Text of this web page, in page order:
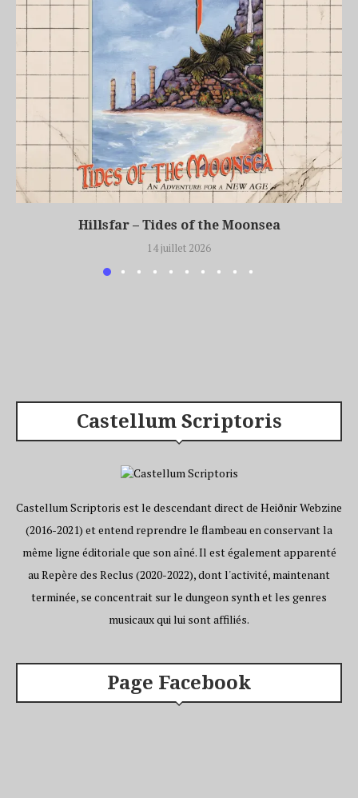
Hillsfar – Tides of the Moonsea
14 juillet 2026
Castellum Scriptoris
Castellum Scriptoris est le descendant direct de Heiðnir Webzine
(2016-2021) et entend reprendre le flambeau en conservant la
même ligne éditoriale que son aîné. Il est également apparenté
au Repère des Reclus (2020-2022), dont l'activité, maintenant
terminée, se concentrait sur le dungeon synth et les genres
musicaux qui lui sont affiliés.
Page Facebook